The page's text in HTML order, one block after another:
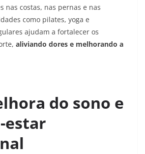
nas costas, nas pernas e nas
como pilates, yoga e
ajudam a fortalecer os
aliviando dores e melhorando a
do sono e
estar